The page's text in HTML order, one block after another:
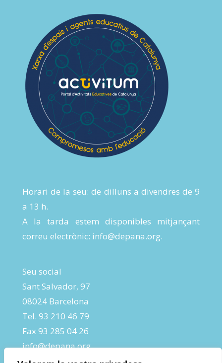
Horari de la seu: de dilluns a divendres de 9
a 13 h.
A la tarda estem disponibles mitjançant
correu electrònic: info@depana.org.
Seu social
Sant Salvador, 97
08024 Barcelona
Tel. 93 210 46 79
Fax 93 285 04 26
info@depana.org